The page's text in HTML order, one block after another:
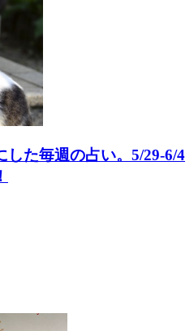
した毎週の占い。5/29-6/4